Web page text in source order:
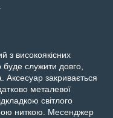
з високоякісних
служити довго,
Аксесуар закривається
металевої
світлого
ниткою. Месенджер